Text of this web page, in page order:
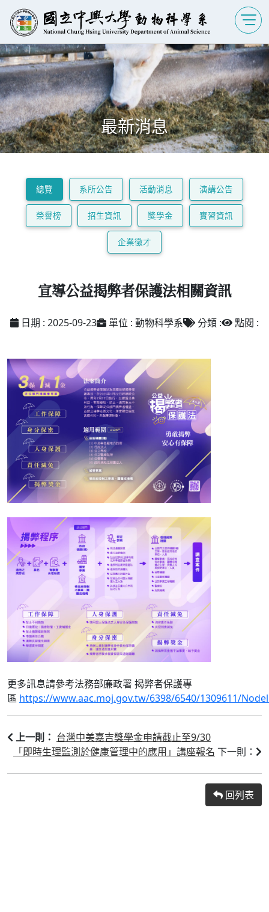
最新消息
總覽 系所公告 活動消息 演講公告
榮譽榜 招生資訊 獎學金 實習資訊
企業徵才
宣導公益揭弊者保護法相關資訊
日期 : 2025-09-23 單位 : 動物科學系 分類 : 點閱 :
更多訊息請參考法務部廉政署 揭弊者保護專
區 https://www.aac.moj.gov.tw/6398/6540/1309611/
上一則：
台灣中美嘉吉獎學金申請截止至9/30
「即時生理監測於健康管理中的應用」講座報名 下一則：
回列表